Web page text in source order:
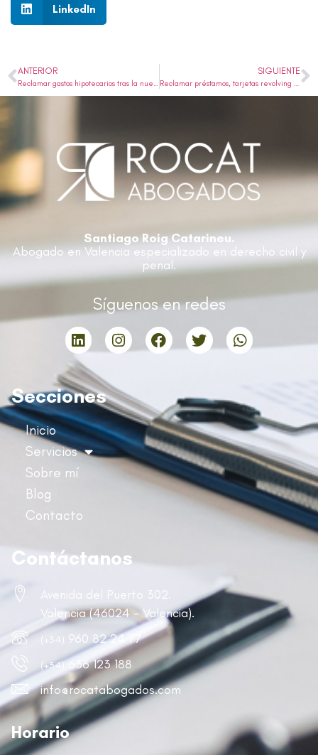
LinkedIn
ANTERIOR
Reclamar gastos hipotecarios tras la nueva STS de 19 de junio de 2024: No han prescrito
SIGUIENTE
Reclamar préstamos, tarjetas revolving y microcréditos
Santiago Roig Catarineu.
Abogado en Valencia especializado en derecho civil y
penal.
Síguenos en redes
Secciones
Inicio
Servicios
Sobre mí
Blog
Contacto
Contáctanos
Avenida del Puerto 302.
Valencia (46024 - Valencia).
(+34) 960 82 24 77
(+34)636 123 188
info@rocatabogados.com
Horario